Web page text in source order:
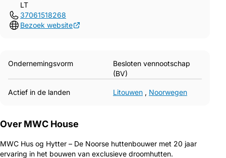
LT
37061518268
Bezoek website
Ondernemingsvorm
Besloten vennootschap
(BV)
Actief in de landen Litouwen , Noorwegen
Over MWC House
MWC Hus og Hytter – De Noorse huttenbouwer met 20 jaar
ervaring in het bouwen van exclusieve droomhutten.